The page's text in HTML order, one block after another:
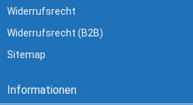
Widerrufsrecht
Widerrufsrecht (B2B)
Sitemap
Informationen